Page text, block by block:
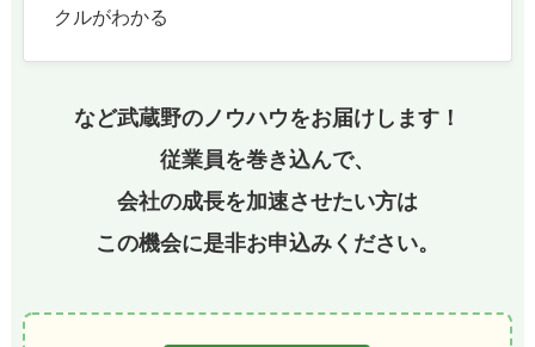
クルがわかる
など武蔵野のノウハウをお届けします！
従業員を巻き込んで、
会社の成長を加速させたい方は
この機会に是非お申込みください。